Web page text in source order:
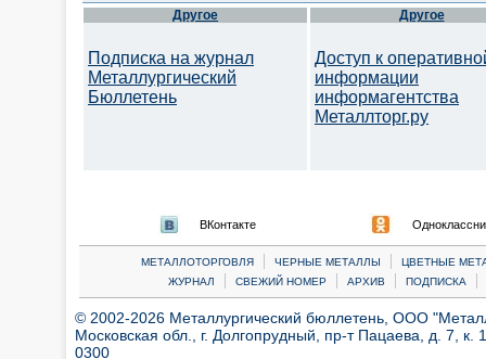
Другое
Подписка на журнал
Металлургический
Бюллетень
Другое
Доступ к
информации
информагентства
Металлторг.ру
ВКонтакте
МЕТАЛЛОТОРГОВЛЯ | ЧЕРНЫЕ МЕТАЛЛЫ |
ЦВЕТНЫЕ
ЖУРНАЛ
| СВЕЖИЙ НОМЕР | АРХИВ | ПОДПИСКА |
© 2002-2026 Металлургический бюллетень, ООО
Московская обл., г. Долгопрудный, пр-т Пацаева, д. 7,
0300